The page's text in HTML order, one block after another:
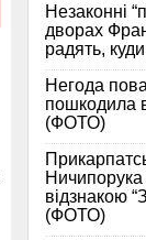
Незаконні
дворах
радять,
Негода
пошкодила
(ФОТО)
відзнакою
(ФОТО)